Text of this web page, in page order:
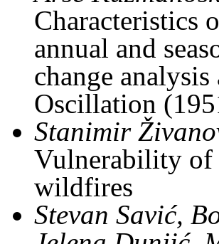
Characteristics
annual and
change
Oscillation
Stanimir
Vulnerability of
wildfires
Stevan Savić,